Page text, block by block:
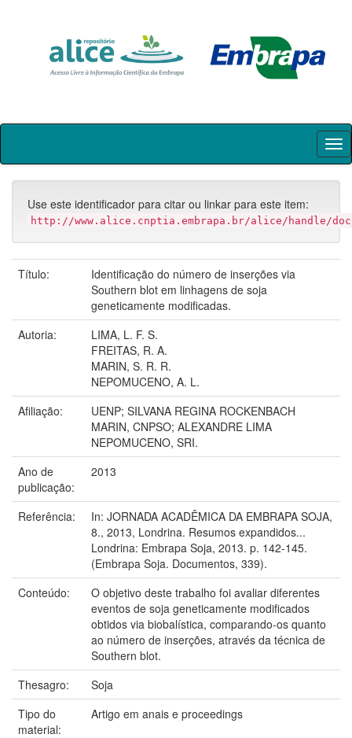
Skip
Use este identificador para citar ou linkar para este item:
http://www.alice.cnptia.embrapa.br/alice/handle/
Título:
Identificação do número de inserções via
Southern blot em linhagens de soja
geneticamente modificadas.
Autoria:
LIMA, L. F. S.
FREITAS, R. A.
MARIN, S. R. R.
NEPOMUCENO, A. L.
Afiliação:
UENP; SILVANA REGINA ROCKENBACH
MARIN, CNPSO; ALEXANDRE LIMA
NEPOMUCENO, SRI.
Ano de
publicação:
2013
Referência:
In: JORNADA ACADÊMICA DA EMBRAPA SOJA,
8., 2013, Londrina. Resumos expandidos...
Londrina: Embrapa Soja, 2013. p. 142-145.
(Embrapa Soja. Documentos, 339).
Conteúdo:
O objetivo deste trabalho foi avaliar diferentes
eventos de soja geneticamente modificados
obtidos via biobalística, comparando-os quanto
ao número de inserções, através da técnica de
Southern blot.
Thesagro:
Soja
Tipo do
material:
Artigo em anais e proceedings